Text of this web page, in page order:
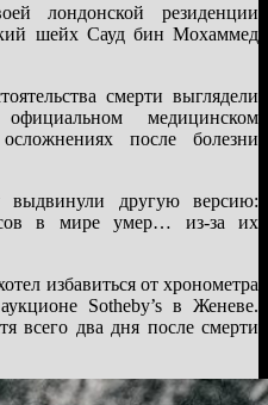
лондонской резиденции
шейх Сауд бин Мохаммед
смерти выглядели
медицинском
после болезни
выдвинули другую версию:
в мире умер… из-за их
избавиться от хронометра
Sotheby’s в Женеве.
всего два дня после смерти